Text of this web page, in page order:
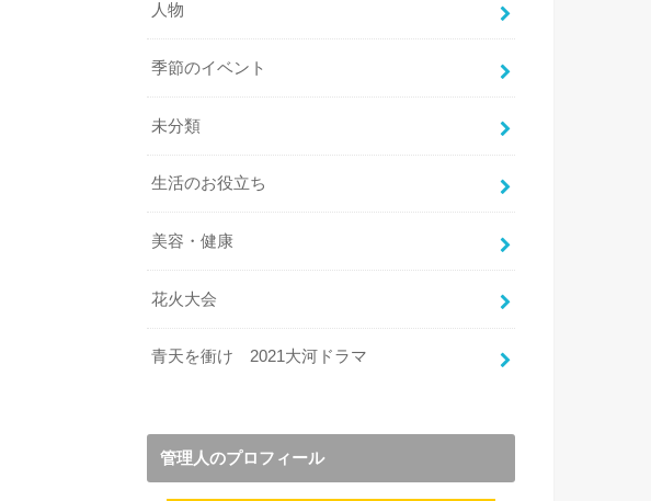
人物
季節のイベント
未分類
生活のお役立ち
美容・健康
花火大会
青天を衝け 2021大河ドラマ
管理人のプロフィール